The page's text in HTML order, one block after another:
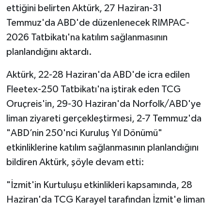
ettiğini belirten Aktürk, 27 Haziran-31
Temmuz'da ABD'de düzenlenecek RIMPAC-
2026 Tatbikatı'na katılım sağlanmasının
planlandığını aktardı.
Aktürk, 22-28 Haziran'da ABD'de icra edilen
Fleetex-250 Tatbikatı'na iştirak eden TCG
Oruçreis'in, 29-30 Haziran'da Norfolk/ABD'ye
liman ziyareti gerçekleştirmesi, 2-7 Temmuz'da
"ABD’nin 250'nci Kuruluş Yıl Dönümü"
etkinliklerine katılım sağlanmasının planlandığını
bildiren Aktürk, şöyle devam etti:
"İzmit'in Kurtuluşu etkinlikleri kapsamında, 28
Haziran'da TCG Karayel tarafından İzmit'e liman